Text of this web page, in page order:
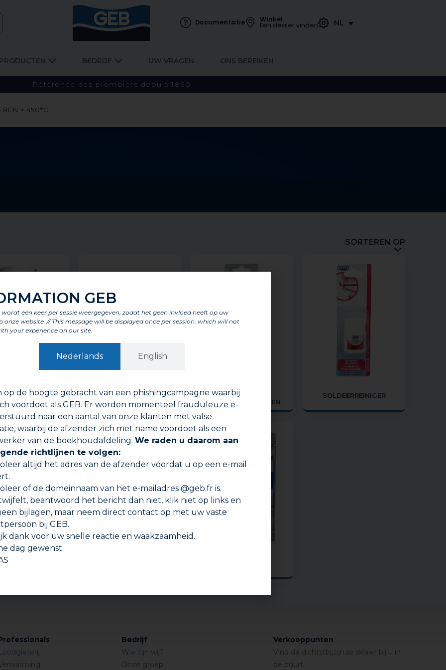
Documentatie Winkel
Een dealer vinden NL
PRODUCTEN BEDRIJF UW VRAGEN ONS BEREIKEN
Référence des plombiers depuis 1860
> 450°C
SORTEREN OP
HITTE SCHILD
KWAST VOOR
REINIGINGSMIDDELEN
SOLDEERREINIGER
ALLE
Bedrijf
Wie zijn wij?
Onze groep
Verkooppunten
Vind de dichtstbijzijnde dealer bij u in
de buurt.
GEB
één keer per sessie weergegeven, zodat het geen invloed heeft op uw
onze website. // This message will be displayed once per session, which will not
your experience on our site.
Nederlands English
op de hoogte gebracht van een phishingcampagne waarbij
voordoet als GEB. Er worden momenteel frauduleuze e-
naar een aantal van onze klanten met valse
waarbij de afzender zich met name voordoet als een
van de boekhoudafdeling. We raden u daarom aan
richtlijnen te volgen:
altijd het adres van de afzender voordat u op een e-mail
of de domeinnaam van het e-mailadres @geb.fr is.
twijfelt, beantwoord het bericht dan niet, klik niet op links en
bijlagen, maar neem direct contact op met uw vaste
bij GEB.
dank voor uw snelle reactie en waakzaamheid.
dag gewenst.